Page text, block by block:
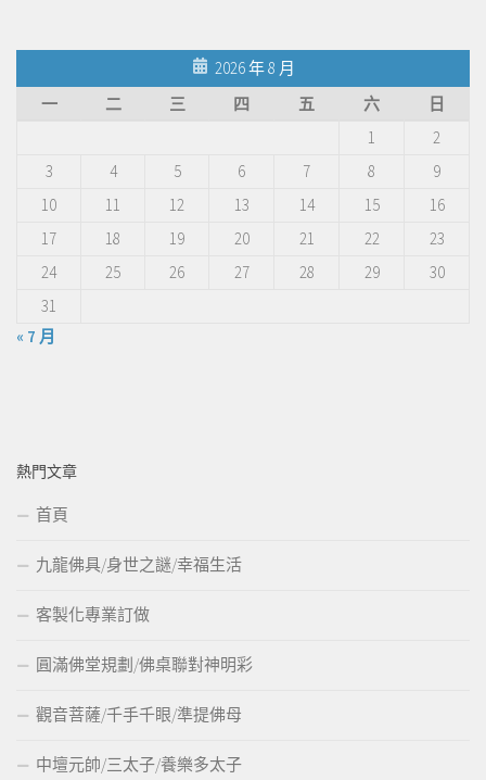
2026 年 8 月
一
二 三 四 五 六
日
1
2
3
4 5 6 7 8
9
10
11 12 13 14 15
16
17
18 19 20 21 22
23
24
25 26 27 28 29
30
31
« 7 月
熱門文章
首頁
九龍佛具/身世之謎/幸福生活
客製化專業訂做
圓滿佛堂規劃/佛桌聯對神明彩
觀音菩薩/千手千眼/準提佛母
中壇元帥/三太子/養樂多太子